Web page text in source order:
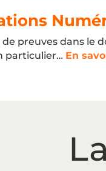
de preuves dans le
particulier… En